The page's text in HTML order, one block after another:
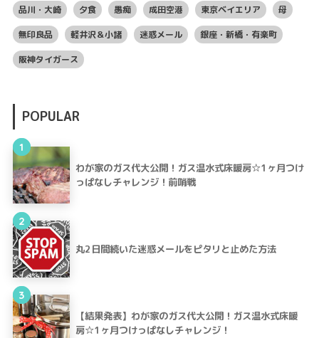
品川・大崎 夕食 愚痴 成田空港 東京ベイエリア 母
無印良品 軽井沢＆小諸 迷惑メール 銀座・新橋・有楽町
阪神タイガース
POPULAR
1
わが家のガス代大公開！ガス温水式床暖房☆1ヶ月つけ
っぱなしチャレンジ！前哨戦
2
丸2日間続いた迷惑メールをピタリと止めた方法
3
【結果発表】わが家のガス代大公開！ガス温水式床暖
房☆1ヶ月つけっぱなしチャレンジ！